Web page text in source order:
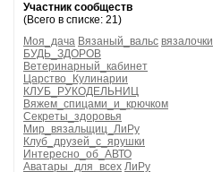
Участник сообществ
(Всего в списке: 21)
Моя_дача Вязаный_вальс вязалочки
БУДЬ_ЗДОРОВ
Ветеринарный_кабинет
Царство_Кулинарии
КЛУБ_РУКОДЕЛЬНИЦ
Вяжем_спицами_и_крючком
Секреты_здоровья
Мир_вязальщиц_ЛиРу
Клуб_друзей_с_ярушки
Интересно_об_АВТО
Аватары_для_всех ЛиРу